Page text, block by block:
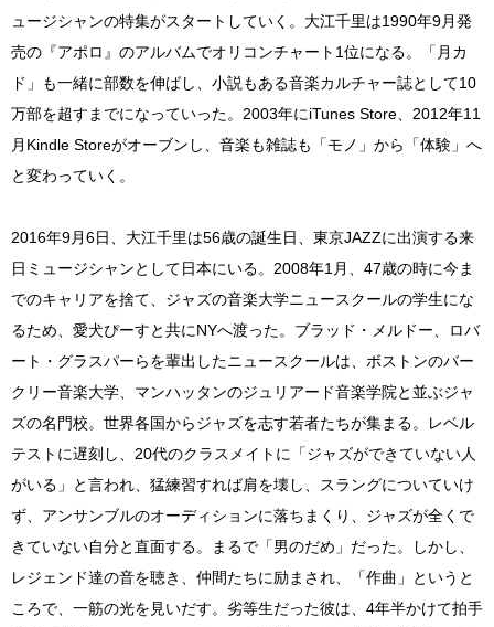
ュージシャンの特集がスタートしていく。大江千里は1990年9月発
売の『アポロ』のアルバムでオリコンチャート1位になる。「月カ
ド」も一緒に部数を伸ばし、小説もある音楽カルチャー誌として10
万部を超すまでになっていった。2003年にiTunes Store、2012年11
月Kindle Storeがオーブンし、音楽も雑誌も「モノ」から「体験」へ
と変わっていく。
2016年9月6日、大江千里は56歳の誕生日、東京JAZZに出演する来
日ミュージシャンとして日本にいる。2008年1月、47歳の時に今ま
でのキャリアを捨て、ジャズの音楽大学ニュースクールの学生にな
るため、愛犬ぴーすと共にNYへ渡った。ブラッド・メルドー、ロバ
ート・グラスパーらを輩出したニュースクールは、ボストンのバー
クリー音楽大学、マンハッタンのジュリアード音楽学院と並ぶジャ
ズの名門校。世界各国からジャズを志す若者たちが集まる。レベル
テストに遅刻し、20代のクラスメイトに「ジャズができていない人
がいる」と言われ、猛練習すれば肩を壊し、スラングについていけ
ず、アンサンブルのオーディションに落ちまくり、ジャズが全くで
きていない自分と直面する。まるで「男のだめ」だった。しかし、
レジェンド達の音を聴き、仲間たちに励まされ、「作曲」というと
ころで、一筋の光を見いだす。劣等生だった彼は、4年半かけて拍手